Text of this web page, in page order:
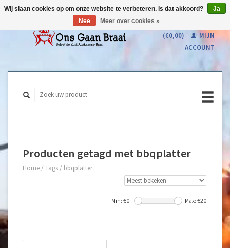
(€0,00)
MIJN
ACCOUNT
Producten getagd met bbqplatter
Home / Tags / bbqplatter
Min: €0 Max: €20
Wij slaan cookies op om onze website te verbeteren. Is dat akkoord?
Ja
Nee
Meer over cookies »